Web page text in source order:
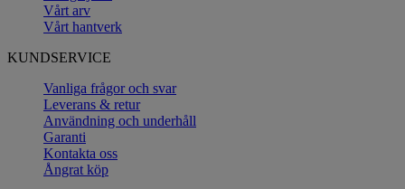
Vårt arv
Vårt hantverk
KUNDSERVICE
Vanliga frågor och svar
Leverans & retur
Användning och underhåll
Garanti
Kontakta oss
Ångrat köp